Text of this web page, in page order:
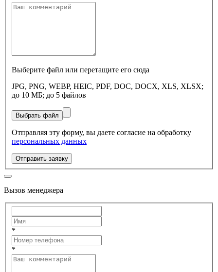
Выберите файл или перетащите его сюда
JPG, PNG, WEBP, HEIC, PDF, DOC, DOCX, XLS, XLSX;
до 10 МБ; до 5 файлов
Выбрать файл
Отправляя эту форму, вы даете согласие на обработку
персональных данных
Отправить заявку
Вызов менеджера
*
*